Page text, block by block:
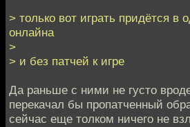
> только вот играть придётся в
онлайна
>
> и без патчей к игре
Да раньше с ними не густо
перекачал бы пропатченный
сейчас еще толком ничего не